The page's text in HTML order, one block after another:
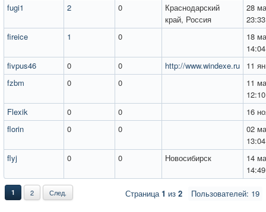
fugi1 2 0
Краснодарский
край, Россия
28
23:33
fireice
1 0
18
14:04
fivpus46
0 0 http://www.windexe.ru
11
fzbm
0 0
11
12:10
Flexik
0 0
16
florin
0 0
02
13:04
flyj
0 0 Новосибирск
14
14:49
Пользователей: 19
1 2 След. Страница1 из 2